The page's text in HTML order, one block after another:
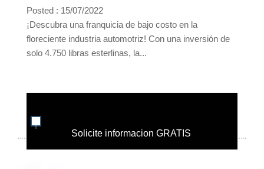
Posted : 15/07/2022
¡Descubra una franquicia de bajo costo en la
floreciente industria automotriz! Con una inversión de
solo 4.750 libras esterlinas, la...
Solicite informacion GRATIS